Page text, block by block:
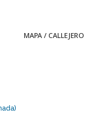
MAPA / CALLEJERO